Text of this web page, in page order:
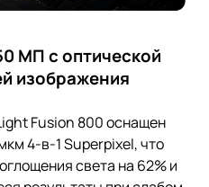
МП с оптической
изображения
Fusion 800 оснащен
4-в-1 Superpixel, что
света на 62% и